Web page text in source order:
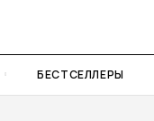
БЕСТСЕЛЛЕРЫ